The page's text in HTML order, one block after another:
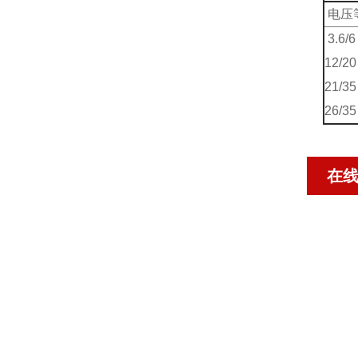
电压
3.6/
12/
21/35
26/35
在